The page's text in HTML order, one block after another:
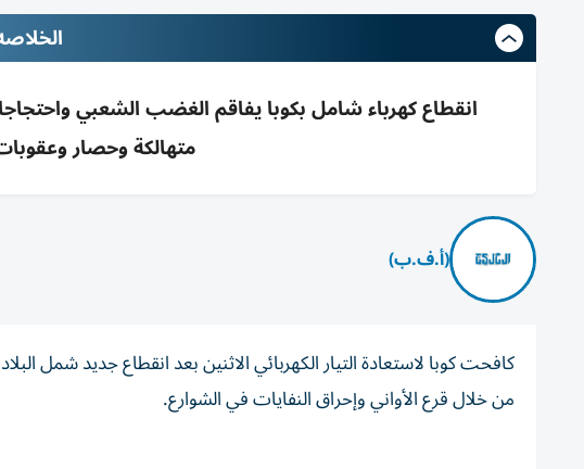
انقطاع كهرباء شامل بكوبا يفاقم الغضب الشعبي
متهالكة وحصار
(أ.ف.ب)
كافحت كوبا لاستعادة التيار الكهربائي الاثنين بعد انقطاع جديد شمل
من خلال قرع الأواني وإحراق النفايات في الشوارع.